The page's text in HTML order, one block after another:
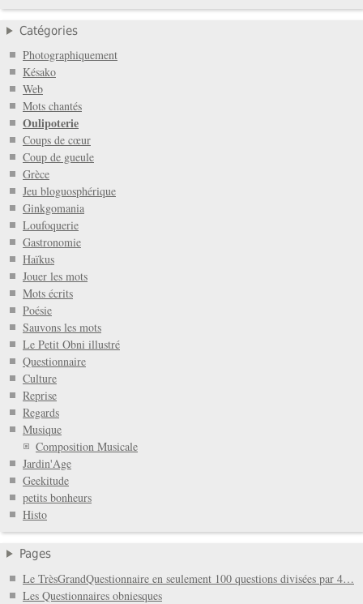
Catégories
Photographiquement
Késako
Web
Mots chantés
Oulipoterie
Coups de cœur
Coup de gueule
Grèce
Jeu bloguosphérique
Ginkgomania
Loufoquerie
Gastronomie
Haïkus
Jouer les mots
Mots écrits
Poésie
Sauvons les mots
Le Petit Obni illustré
Questionnaire
Culture
Reprise
Regards
Musique
Composition Musicale
Jardin'Age
Geekitude
petits bonheurs
Histo
Pages
Le TrèsGrandQuestionnaire en seulement 100 questions divisées par 4…
Les Questionnaires obniesques